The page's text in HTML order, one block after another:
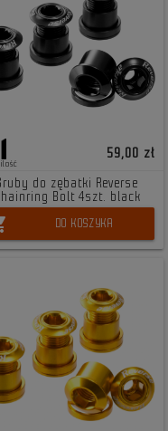
59,00 zł
do zębatki Reverse
Bolt 4szt. black
DO KOSZYKA